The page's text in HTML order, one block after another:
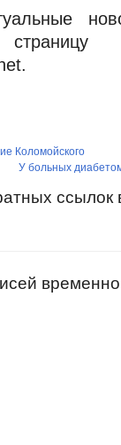
Коломойского
У больных
ссылок